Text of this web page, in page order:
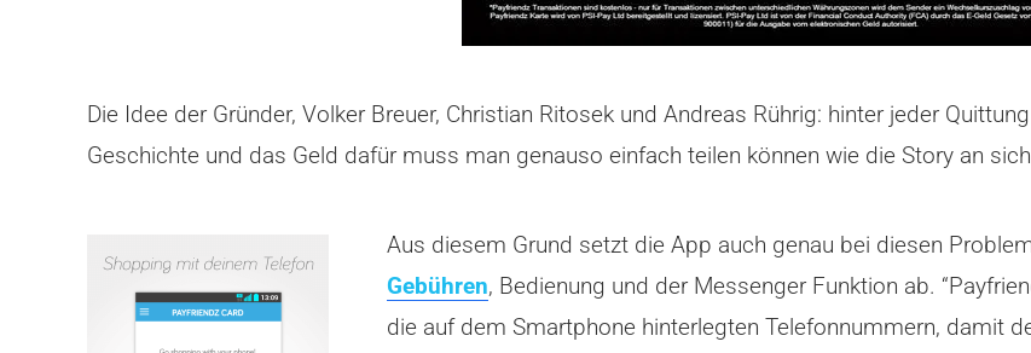
Die Idee der Gründer, Volker Breuer, Christian Ritosek und Andreas Rührig: hinter jeder
Geschichte und das Geld dafür muss man genauso einfach teilen können wie die Story an
Aus diesem Grund setzt die App auch genau bei diesen
Gebühren, Bedienung und der Messenger Funktion ab.
die auf dem Smartphone hinterlegten Telefonnummern, damit